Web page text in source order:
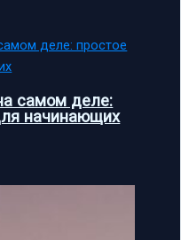
самом деле:
начинающих